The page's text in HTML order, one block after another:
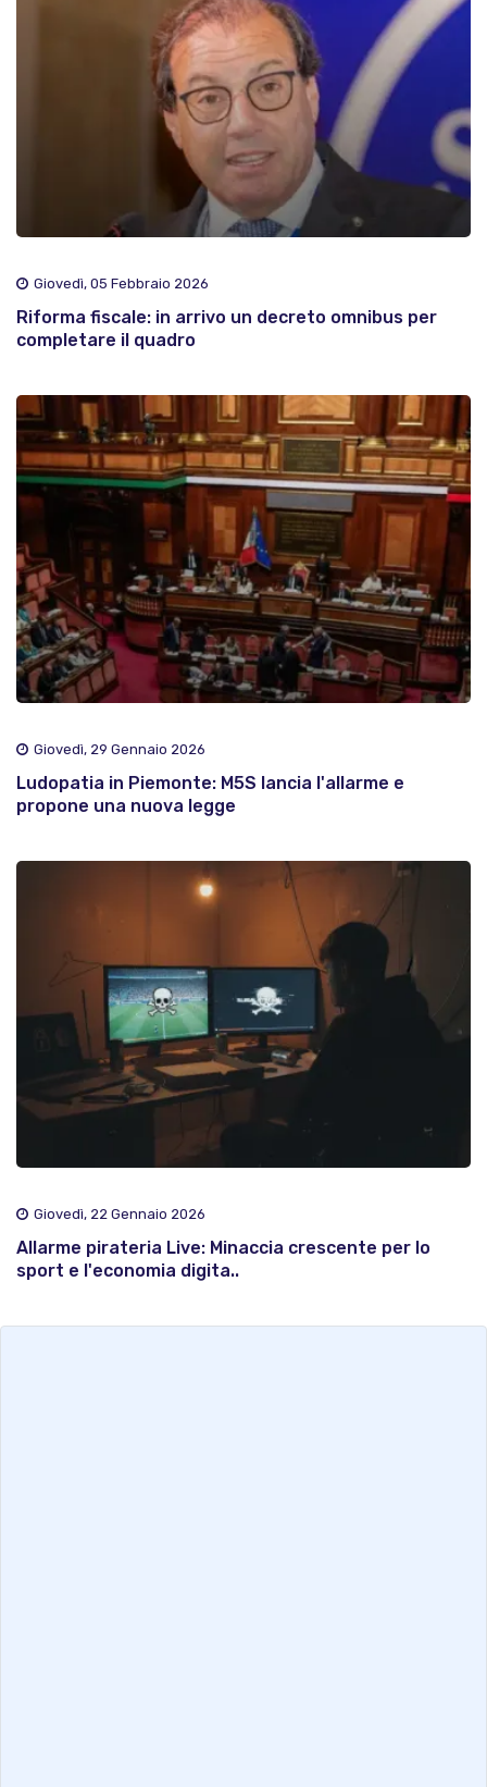
Giovedì, 05 Febbraio 2026
Riforma fiscale: in arrivo un decreto omnibus per
completare il quadro
Giovedì, 29 Gennaio 2026
Ludopatia in Piemonte: M5S lancia l'allarme e
propone una nuova legge
Giovedì, 22 Gennaio 2026
Allarme pirateria Live: Minaccia crescente per lo
sport e l'economia digita..